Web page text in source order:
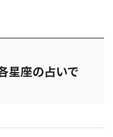
星座の占いで